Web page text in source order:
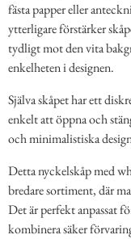
fästa papper eller
ytterligare förstärker
tydligt mot den vita
enkelheten i designen.
Själva skåpet har ett
enkelt att öppna och
och minimalistiska
Detta nyckelskåp med
bredare sortiment, där
Det är perfekt anpassat
kombinera säker